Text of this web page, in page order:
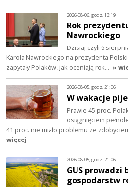
2026-08-06, godz. 13:19
Rok
Nawrockiego
Dzisiaj czyli 6
Karola Nawrockiego na prezydenta
zapytały Polaków, jak oceniają rok… »
2026-08-05, godz. 21:06
W wakacje
Prawie 45 proc.
osiągnięciem
41 proc. nie miało problemu ze
więcej
2026-08-05, godz. 21:06
GUS
gospodarstw